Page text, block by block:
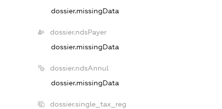
dossier.missingData
dossier.ndsPayer
dossier.missingData
dossier.ndsAnnul
dossier.missingData
dossier.single_tax_reg